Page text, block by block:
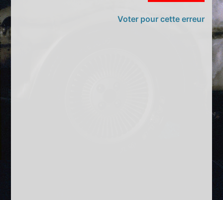
Voter pour cette erreur